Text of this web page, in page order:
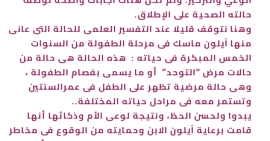
حالته الصحية على الإطلاق.
وهنا نتوقف قليلا عند التفسير العلمى للحالة التى عانى
منها آيلون ماسك فى مرحلة الطفولة من السنوات
الخمس المبكرة فى حياته : هذه الحالة هى حالة من
حالات مرض “التوحد” أو ما يسمى بفصام الطفولة ،
وهى حالة مرضية تظهر على الطفل فى عمرالسنتين
وتستمر معه فى مراحل حياته المختلفة..
يبدوا ولحسن الحظ، ونتيجة لوعى الأم وذكائها أنها
قامت برعاية آيلون الابن وحمايته من الوقوع فى مخاطر